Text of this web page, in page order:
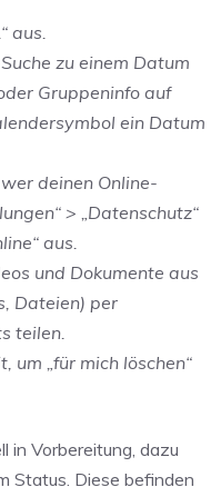
aus.
zu einem Datum
Gruppeninfo auf
ein Datum
deinen Online-
> „Datenschutz“
aus.
und Dokumente aus
Dateien) per
teilen.
um „für mich löschen“
in Vorbereitung, dazu
Status. Diese befinden